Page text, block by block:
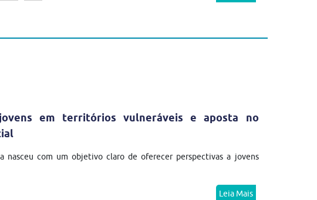
em territórios vulneráveis e aposta no
nasceu com um objetivo claro de oferecer perspectivas a jovens
Leia Mais